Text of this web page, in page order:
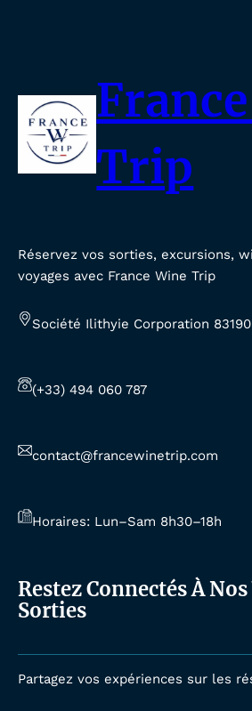
Trip
Réservez vos sorties, excursions,
voyages avec France Wine Trip
Société Ilithyie Corporation
(+33) 494 060 787
contact@francewinetrip.com
Horaires: Lun–Sam 8h30–18h
Restez Connectés À
Sorties
Partagez vos expériences sur les